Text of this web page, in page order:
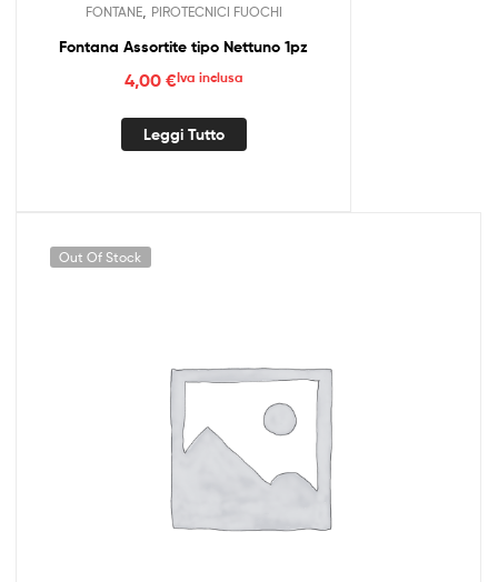
FONTANE, PIROTECNICI FUOCHI
Fontana Assortite tipo Nettuno 1pz
4,00 €Iva inclusa
Leggi Tutto
Out Of Stock